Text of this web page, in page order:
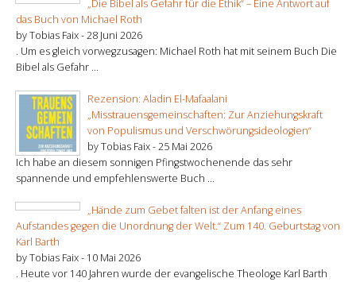
„Die Bibel als Gefahr für die Ethik“ – Eine Antwort auf
das Buch von Michael Roth
by Tobias Faix -28 Juni 2026
. Um es gleich vorwegzusagen: Michael Roth hat mit seinem Buch Die
Bibel als Gefahr ...
Rezension: Aladin El-Mafaalani
„Misstrauensgemeinschaften: Zur Anziehungskraft
von Populismus und Verschwörungsideologien“
by Tobias Faix -25 Mai 2026
Ich habe an diesem sonnigen Pfingstwochenende das sehr
spannende und empfehlenswerte Buch ...
„Hände zum Gebet falten ist der Anfang eines
Aufstandes gegen die Unordnung der Welt.“ Zum 140. Geburtstag von
Karl Barth
by Tobias Faix - 10 Mai 2026
. Heute vor 140 Jahren wurde der evangelische Theologe Karl Barth